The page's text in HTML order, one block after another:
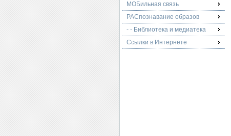
МОБильная связь
РАСпознавание образов
- - Библиотека и медиатека
Ссылки в Интернете